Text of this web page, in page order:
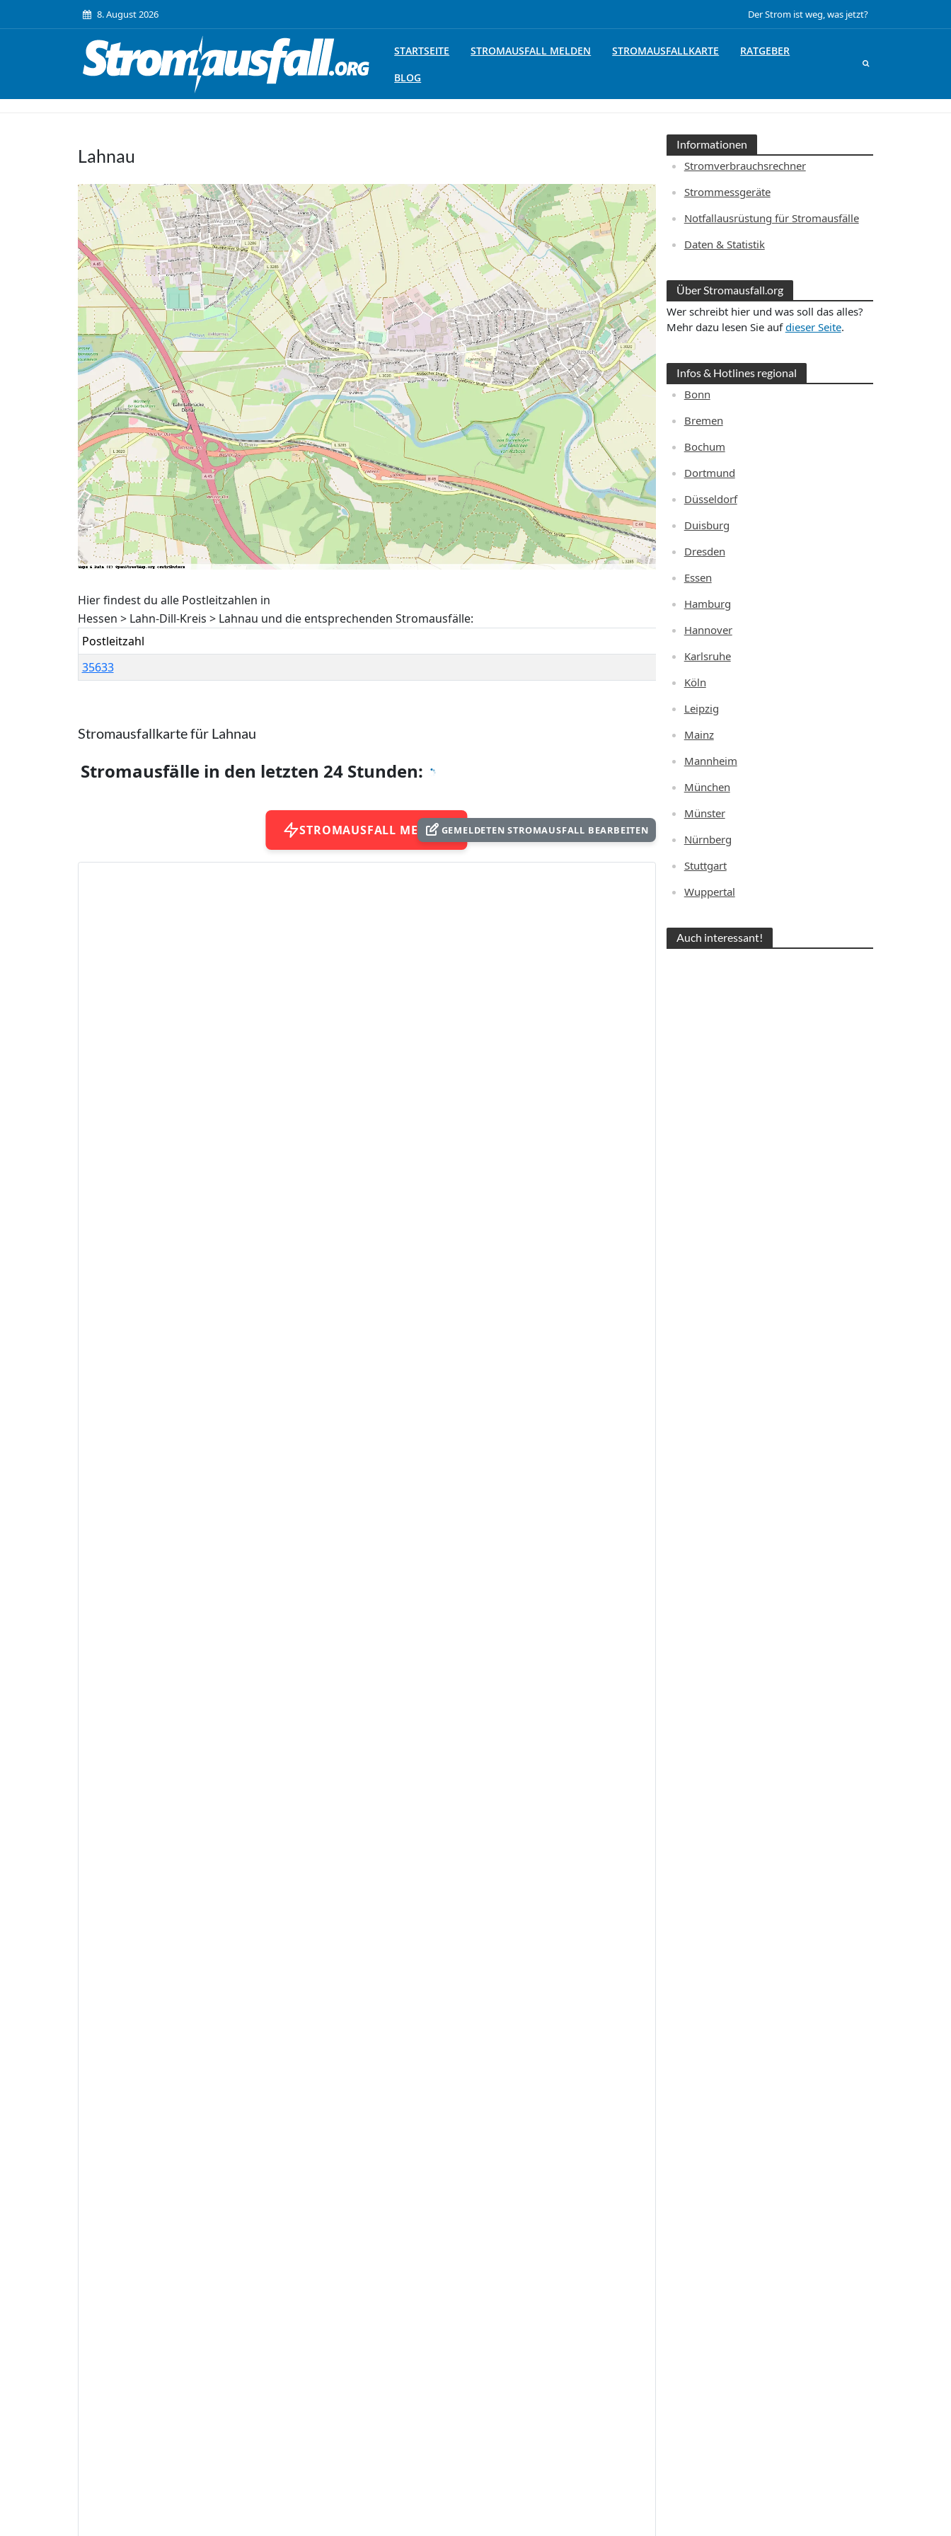
8. August 2026 Der Strom ist weg, was jetzt?
STARTSEITE STROMAUSFALL MELDEN STROMAUSFALLKARTE
RATGEBER
BLOG
Lahnau
Hier findest du alle Postleitzahlen in
Hessen > Lahn-Dill-Kreis > Lahnau und die entsprechenden Stromausfälle:
Postleitzahl
35633
Stromausfallkarte für Lahnau
Stromausfälle in den letzten 24 Stunden:
STROMAUSFALL MELDENGEMELDETEN STROMAUSFALL BEARBEITEN
Informationen
Stromverbrauchsrechner
Strommessgeräte
Notfallausrüstung für Stromausfälle
Daten & Statistik
Über Stromausfall.org
Wer schreibt hier und was soll das alles?
Mehr dazu lesen Sie aufdieser Seite.
Infos & Hotlines regional
Bonn
Bremen
Bochum
Dortmund
Düsseldorf
Duisburg
Dresden
Essen
Hamburg
Hannover
Karlsruhe
Köln
Leipzig
Mainz
Mannheim
München
Münster
Nürnberg
Stuttgart
Wuppertal
Auch interessant!